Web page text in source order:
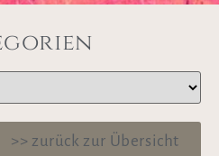
>> zurück zur Übersicht